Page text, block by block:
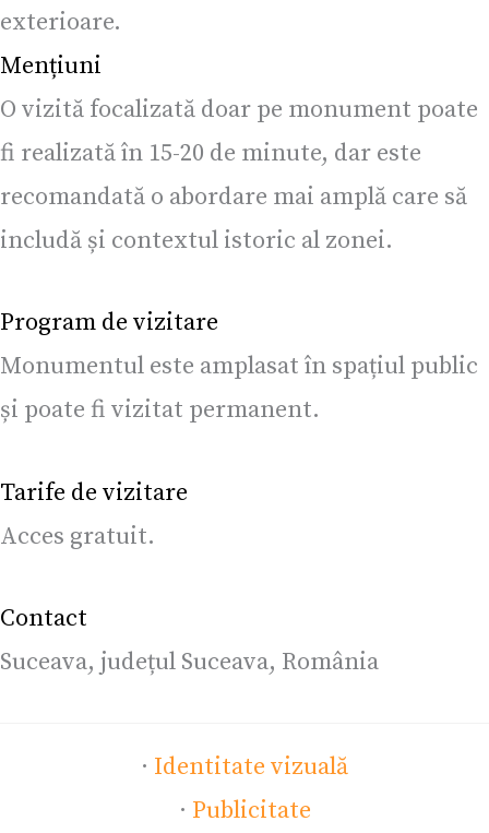
exterioare.
Mențiuni
O vizită focalizată doar pe monument poate
fi realizată în 15-20 de minute, dar este
recomandată o abordare mai amplă care să
includă și contextul istoric al zonei.
Program de vizitare
Monumentul este amplasat în spațiul public
și poate fi vizitat permanent.
Tarife de vizitare
Acces gratuit.
Contact
Suceava, județul Suceava, România
· Identitate vizuală
· Publicitate